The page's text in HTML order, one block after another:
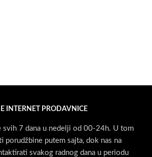
INTERNET PRODAVNICE
svih 7 dana u nedelji od 00-24h. U tom
porudžbine putem sajta, dok nas na
svakog radnog dana u periodu